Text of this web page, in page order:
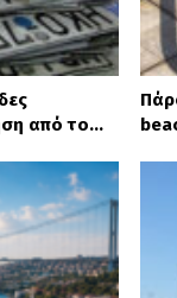
από το…